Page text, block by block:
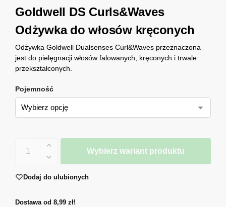
Goldwell DS Curls&Waves
Odżywka do włosów kręconych
Odżywka Goldwell Dualsenses Curl&Waves przeznaczona
jest do pielęgnacji włosów falowanych, kręconych i trwale
przekształconych.
Pojemność
Wybierz wariant produktu
Dodaj do ulubionych
Dostawa od 8,99 zł!